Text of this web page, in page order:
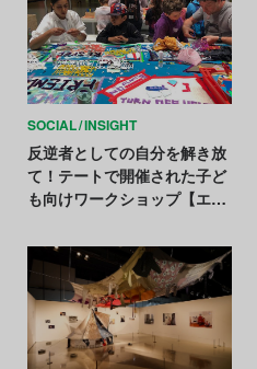
SOCIAL INSIGHT
反逆者としての自分を解き放
て！テートで開催された子ど
も向けワークショップ【エン